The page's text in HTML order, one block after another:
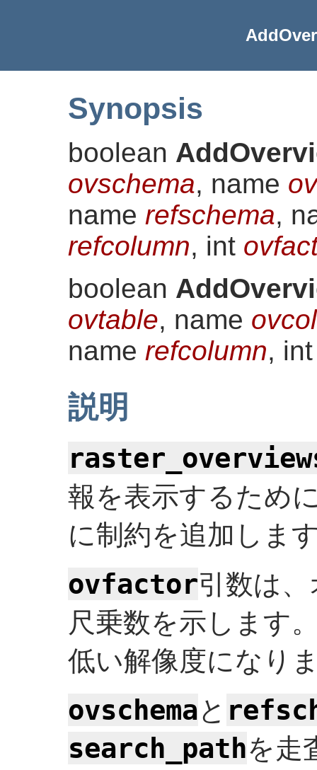
Synopsis
boolean
ovschema, name
name refschema,
refcolumn, int
boolean
ovtable, name
name refcolumn,
説明
報を表示するため
に制約を追加しま
ovfactor引数は
尺乗数を示します
低い解像度になり
ovschemaと
search_pathを走